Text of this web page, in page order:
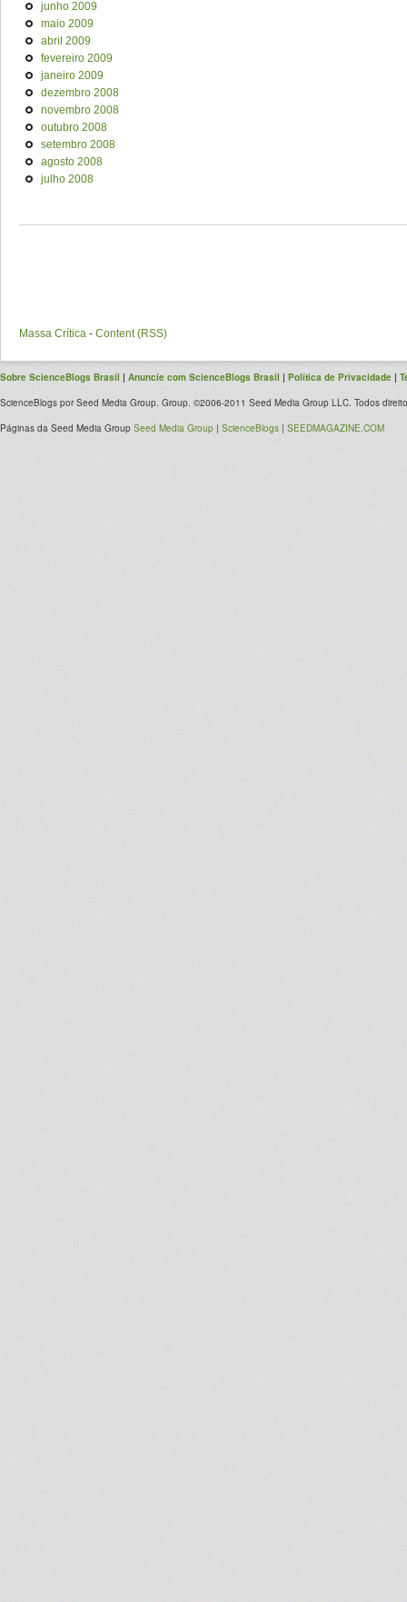
junho 2009
maio 2009
abril 2009
fevereiro 2009
janeiro 2009
dezembro 2008
novembro 2008
outubro 2008
setembro 2008
agosto 2008
julho 2008
Massa Crítica - Content (RSS)
Sobre ScienceBlogs Brasil | Anuncie com ScienceBlogs Brasil | Política de Privacidade |
ScienceBlogs por Seed Media Group. Group. ©2006-2011 Seed Media Group LLC. Todos
Páginas da Seed Media Group Seed Media Group | ScienceBlogs | SEEDMAGAZINE.COM